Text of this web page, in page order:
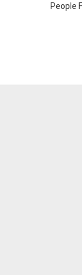
People